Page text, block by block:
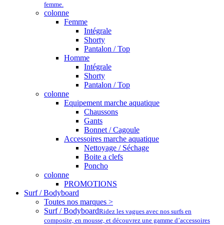
femme.
colonne
Femme
Intégrale
Shorty
Pantalon / Top
Homme
Intégrale
Shorty
Pantalon / Top
colonne
Equipement marche aquatique
Chaussons
Gants
Bonnet / Cagoule
Accessoires marche aquatique
Nettoyage / Séchage
Boite a clefs
Poncho
colonne
PROMOTIONS
Surf / Bodyboard
Toutes nos marques >
Surf / BodyboardRidez les vagues avec nos surfs en
composite, en mousse, et découvrez une gamme d’accessoires